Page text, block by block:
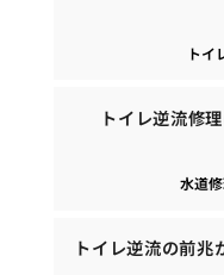
トイ
トイレ逆流修
水道
トイレ逆流の前